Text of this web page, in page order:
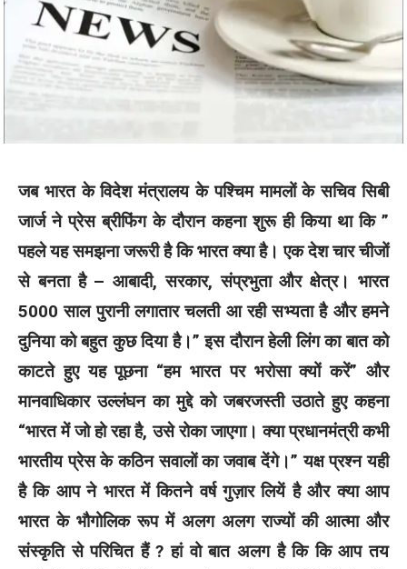
जब भारत के विदेश मंत्रालय के पश्चिम मामलों के सचिव सिबी
जार्ज ने प्रेस ब्रीफिंग के दौरान कहना शुरू ही किया था कि ”
पहले यह समझना जरूरी है कि भारत क्या है। एक देश चार चीजों
से बनता है – आबादी, सरकार, संप्रभुता और क्षेत्र। भारत
5000 साल पुरानी लगातार चलती आ रही सभ्यता है और हमने
दुनिया को बहुत कुछ दिया है।”इस दौरान हेली लिंग का बात को
काटते हुए यह पूछना “हम भारत पर भरोसा क्यों करें” और
मानवाधिकार उल्लंघन का मुद्दे को जबरजस्ती उठाते हुए कहना
“भारत में जो हो रहा है, उसे रोका जाएगा। क्या प्रधानमंत्री कभी
भारतीय प्रेस के कठिन सवालों का जवाब देंगे।” यक्ष प्रश्न यही
है कि आप ने भारत में कितने वर्ष गुज़ार लियें है और क्या आप
भारत के भौगोलिक रूप में अलग अलग राज्यों की आत्मा और
संस्कृति से परिचित हैं ? हां वो बात अलग है कि कि आप तय